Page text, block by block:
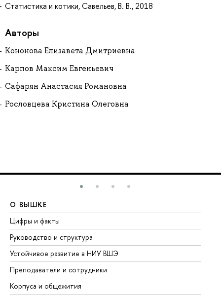
Статистика и котики, Савельев, В. В., 2018
Авторы
Кононова Елизавета Дмитриевна
Карпов Максим Евгеньевич
Сафарян Анастасия Романовна
Рословцева Кристина Олеговна
О ВЫШКЕ
Цифры и факты
Руководство и структура
Устойчивое развитие в НИУ ВШЭ
Преподаватели и сотрудники
Корпуса и общежития